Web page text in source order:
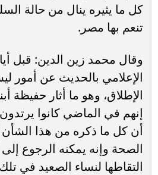
كل ما يثيره ينال من حالة
تنعم بها مصر.
وقال محمد زين الدين: قبل
الإعلامي بالحديث عن أمور
الإطلاق، وهو ما أثار حفيظة
إنهم في الماضي كانوا
أن كل ما ذكره من هذا
الصحة وإنه يمكنه الرجوع
التقاطها لنساء الصعيد في